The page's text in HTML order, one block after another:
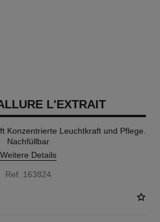
L'EXTRAIT
Konzentrierte Leuchtkraft und Pflege.
Nachfüllbar
Weitere Details
Ref. 163824